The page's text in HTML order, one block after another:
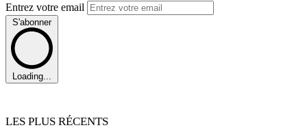
Entrez votre email
S'abonner
Loading...
LES PLUS RÉCENTS